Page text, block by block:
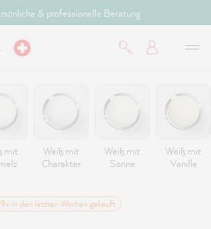
Bezahlen mit TWINT
mit
Weiß mit
Charakter
Weiß mit
Sonne
Weiß mit
Vanille
in den letzten Wochen gekauft